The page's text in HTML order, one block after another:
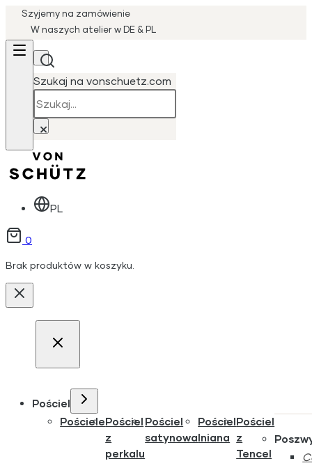
Szyjemy na zamówienie
W naszych atelier w DE & PL
Szukaj na vonschuetz.com
×
PL
0
Brak produktów w koszyku.
Pościel
PościelePościel
z
perkalu
Pościel
satynowa
Pościel
lniana
Pościel
z
Tencel